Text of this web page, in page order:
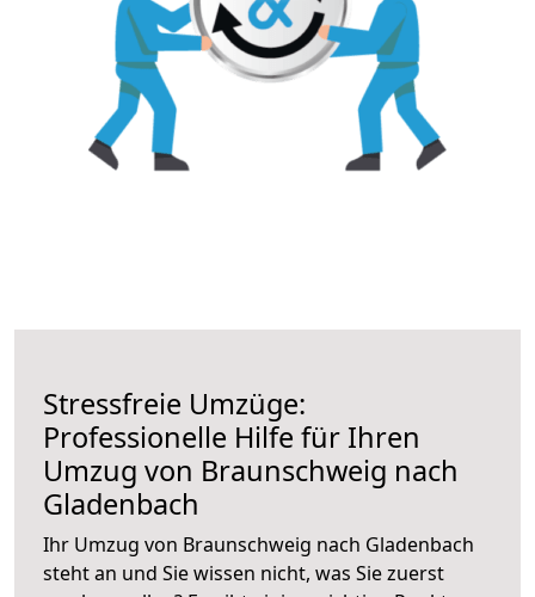
Stressfreie Umzüge:
Professionelle Hilfe für Ihren
Umzug von Braunschweig nach
Gladenbach
Ihr Umzug von Braunschweig nach Gladenbach
steht an und Sie wissen nicht, was Sie zuerst